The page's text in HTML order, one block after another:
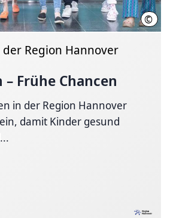
©
Region Hannover
Frühe Chancen
in der Region Hannover
damit Kinder gesund